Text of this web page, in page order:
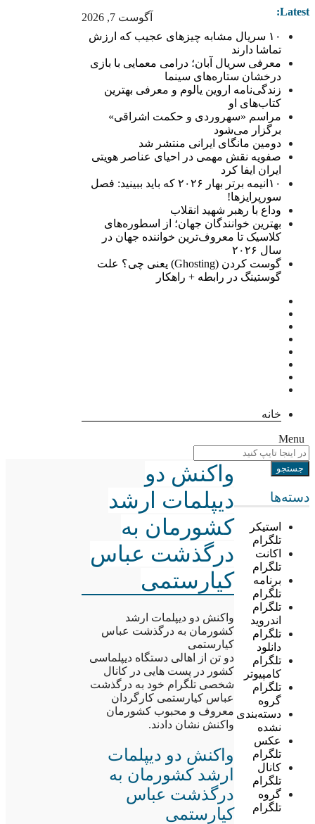
آگوست 7, 2026 Latest:
۱۰ سریال مشابه چیزهای عجیب که ارزش
تماشا دارند
معرفی سریال آبان؛ درامی معمایی با بازی
درخشان ستاره‌های سینما
زندگی‌نامه اروین یالوم و معرفی بهترین
کتاب‌های او
مراسم «سهروردی و حکمت اشراقی»
برگزار می‌شود
دومین مانگای ایرانی منتشر شد
صفویه نقش مهمی در احیای عناصر هویتی
ایران ایفا کرد
۱۰انیمه برتر بهار ۲۰۲۶ که باید ببینید: فصل
سورپرایزها!
وداع با رهبر شهید انقلاب
بهترین خوانندگان جهان؛ از اسطوره‌های
کلاسیک تا معروف‌ترین خواننده جهان در
سال ۲۰۲۶
گوست کردن (Ghosting) یعنی چی؟ علت
گوستینگ در رابطه + راهکار
خانه
Menu
دسته‌ها
استیکر
تلگرام
اکانت
تلگرام
برنامه
تلگرام
تلگرام
اندروید
تلگرام
دانلود
تلگرام
کامپیوتر
تلگرام
گروه
دسته‌بندی
نشده
عکس
تلگرام
کانال
تلگرام
گروه
تلگرام
واکنش دو
دیپلمات ارشد
کشورمان به
درگذشت عباس
کیارستمی
واکنش دو دیپلمات ارشد
کشورمان به درگذشت عباس
کیارستمی
دو تن از اهالی دستگاه دیپلماسی
کشور در پست هایی در کانال
شخصی تلگرام خود به درگذشت
عباس کیارستمی کارگردان
معروف و محبوب کشورمان
واکنش نشان دادند.
واکنش دو دیپلمات
ارشد کشورمان به
درگذشت عباس
کیارستمی